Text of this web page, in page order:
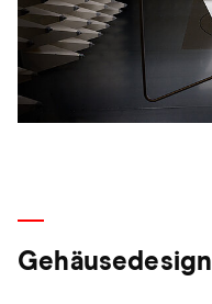
Gehäusedesign